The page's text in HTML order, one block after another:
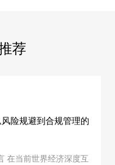
荐
险规避到合规管理的
在当前世界经济深度互